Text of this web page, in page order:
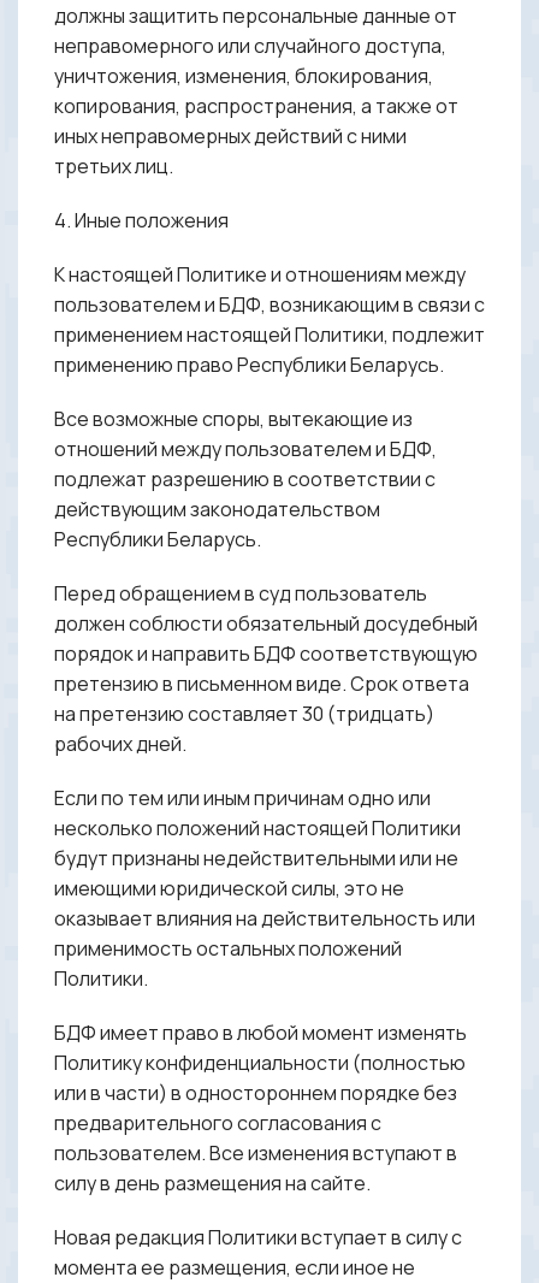
должны защитить персональные данные от
неправомерного или случайного доступа,
уничтожения, изменения, блокирования,
копирования, распространения, а также от
иных неправомерных действий с ними
третьих лиц.
4. Иные положения
К настоящей Политике и отношениям между
пользователем и БДФ, возникающим в связи с
применением настоящей Политики, подлежит
применению право Республики Беларусь.
Все возможные споры, вытекающие из
отношений между пользователем и БДФ,
подлежат разрешению в соответствии с
действующим законодательством
Республики Беларусь.
Перед обращением в суд пользователь
должен соблюсти обязательный досудебный
порядок и направить БДФ соответствующую
претензию в письменном виде. Срок ответа
на претензию составляет 30 (тридцать)
рабочих дней.
Если по тем или иным причинам одно или
несколько положений настоящей Политики
будут признаны недействительными или не
имеющими юридической силы, это не
оказывает влияния на действительность или
применимость остальных положений
Политики.
БДФ имеет право в любой момент изменять
Политику конфиденциальности (полностью
или в части) в одностороннем порядке без
предварительного согласования с
пользователем. Все изменения вступают в
силу в день размещения на сайте.
Новая редакция Политики вступает в силу с
момента ее размещения, если иное не